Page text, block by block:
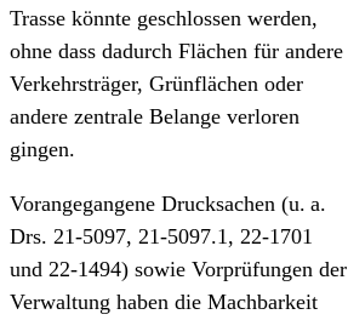
Trasse könnte geschlossen werden,
ohne dass dadurch Flächen für andere
Verkehrsträger, Grünflächen oder
andere zentrale Belange verloren
gingen.
Vorangegangene Drucksachen (u. a.
Drs. 21‑5097, 21‑5097.1, 22‑1701
und 22‑1494) sowie Vorprüfungen der
Verwaltung haben die Machbarkeit